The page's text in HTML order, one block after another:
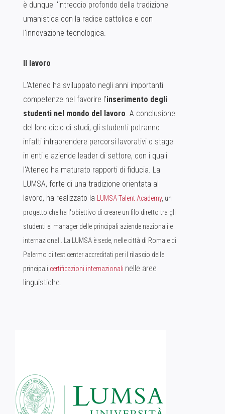
è dunque l'intreccio profondo della tradizione
umanistica con la radice cattolica e con
l'innovazione tecnologica.
Il lavoro
L'Ateneo ha sviluppato negli anni importanti
competenze nel favorire l'inserimento degli
studenti nel mondo del lavoro. A conclusione
del loro ciclo di studi, gli studenti potranno
infatti intraprendere percorsi lavorativi o stage
in enti e aziende leader di settore, con i quali
l'Ateneo ha maturato rapporti di fiducia. La
LUMSA, forte di una tradizione orientata al
lavoro, ha realizzato la
LUMSA Talent Academy, un
progetto che ha l'obiettivo di creare un filo diretto tra gli
studenti ei manager delle principali aziende nazionali e
internazionali. La LUMSA è sede, nelle città di Roma e di
Palermo di test center accreditati per il rilascio delle
principali certificazioni internazionali nelle aree
linguistiche.